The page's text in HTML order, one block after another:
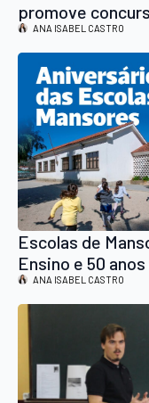
promove
Naturais no
ANA ISABEL CASTRO
Escolas de
Ensino e 50
ANA ISABEL CASTRO